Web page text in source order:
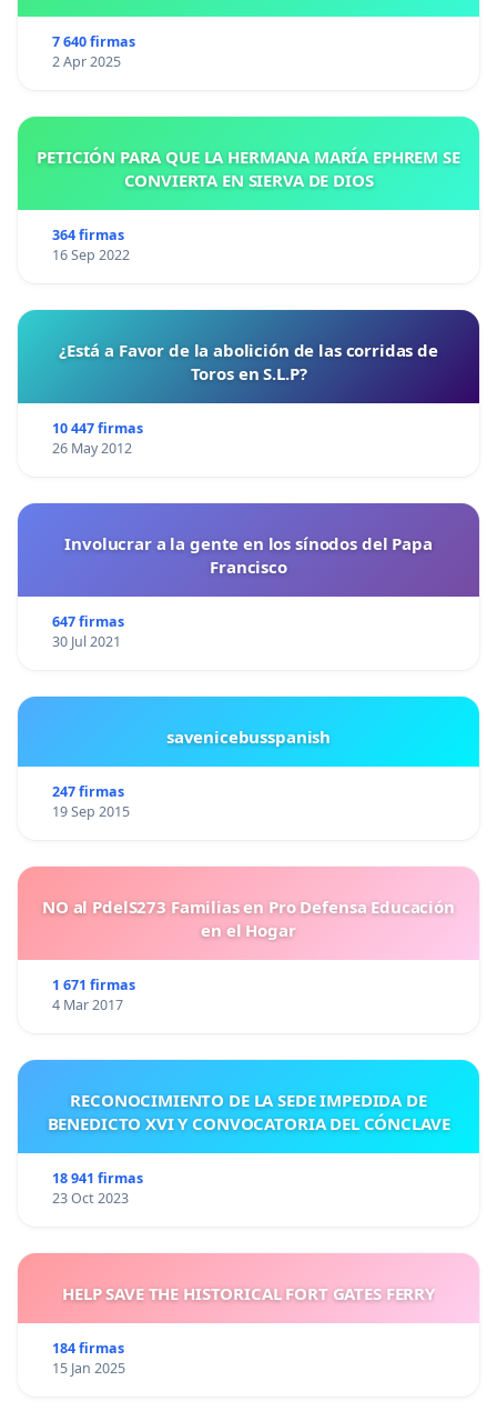
7 640 firmas
2 Apr 2025
PETICIÓN PARA QUE LA HERMANA MARÍA EPHREM SE
CONVIERTA EN SIERVA DE DIOS
364 firmas
16 Sep 2022
¿Está a Favor de la abolición de las corridas de
Toros en S.L.P?
10 447 firmas
26 May 2012
Involucrar a la gente en los sínodos del Papa
Francisco
647 firmas
30 Jul 2021
savenicebusspanish
247 firmas
19 Sep 2015
NO al PdelS273 Familias en Pro Defensa Educación
en el Hogar
1 671 firmas
4 Mar 2017
RECONOCIMIENTO DE LA SEDE IMPEDIDA DE
BENEDICTO XVI Y CONVOCATORIA DEL CÓNCLAVE
18 941 firmas
23 Oct 2023
HELP SAVE THE HISTORICAL FORT GATES FERRY
184 firmas
15 Jan 2025